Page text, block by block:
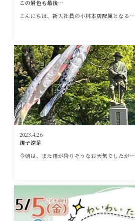
この景色も最後…
こんにちは、新入社員の小林本店配属となる…
2023.4.26
親子遠足
今朝は、また雨が降りそうなお天気でしたが…